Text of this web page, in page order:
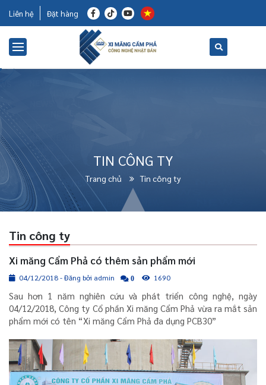
Liên hệ Đặt hàng
TIN CÔNG TY
Trang chủ Tin công ty
Tin công ty
Xi măng Cẩm Phả có thêm sản phẩm mới
04/12/2018 - Đăng bởi admin 0 1690
Sau hơn 1 năm nghiên cứu và phát triển công nghệ, ngày
04/12/2018, Công ty Cổ phần Xi măng Cẩm Phả vừa ra mắt sản
phẩm mới có tên “Xi măng Cẩm Phả đa dụng PCB30”